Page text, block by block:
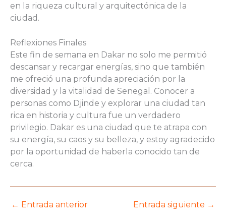
en la riqueza cultural y arquitectónica de la
ciudad.
Reflexiones Finales
Este fin de semana en Dakar no solo me permitió
descansar y recargar energías, sino que también
me ofreció una profunda apreciación por la
diversidad y la vitalidad de Senegal. Conocer a
personas como Djinde y explorar una ciudad tan
rica en historia y cultura fue un verdadero
privilegio. Dakar es una ciudad que te atrapa con
su energía, su caos y su belleza, y estoy agradecido
por la oportunidad de haberla conocido tan de
cerca.
← Entrada anterior Entrada siguiente →